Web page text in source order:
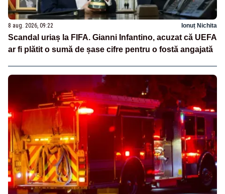
8 aug. 2026, 09:22 Ionuț Nichita
Scandal uriaș la FIFA. Gianni Infantino, acuzat că UEFA
ar fi plătit o sumă de șase cifre pentru o fostă angajată